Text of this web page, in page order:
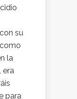
su
la
era
para